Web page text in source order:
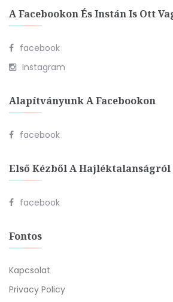
A Facebookon És Instán Is Ott
facebook
Instagram
Alapítványunk A Facebookon
facebook
Első Kézből A Hajléktalanságról
facebook
Fontos
Kapcsolat
Privacy Policy